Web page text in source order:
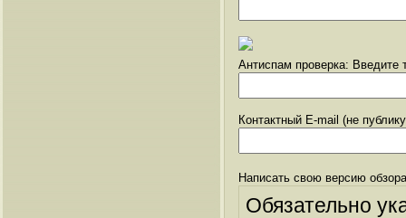
Антиспам проверка: Введите
Контактный E-mail (не
Написать свою версию
Обязательно